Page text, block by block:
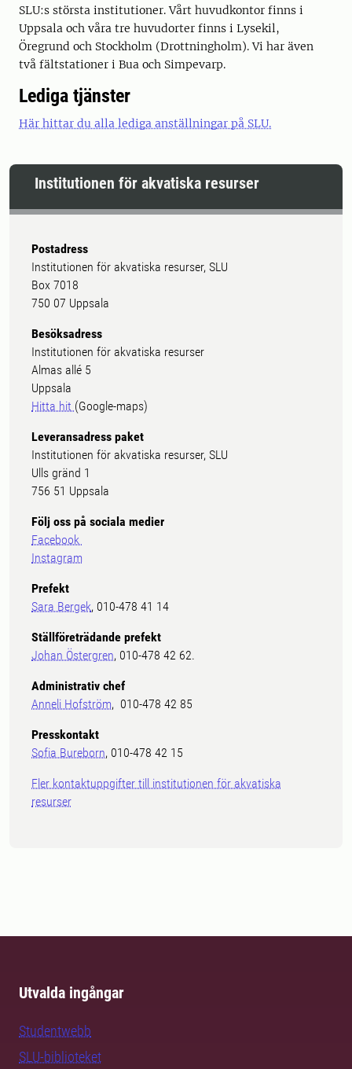
SLU:s största institutioner. Vårt huvudkontor finns i
Uppsala och våra tre huvudorter finns i Lysekil,
Öregrund och Stockholm (Drottningholm). Vi har även
två fältstationer i Bua och Simpevarp.
Lediga tjänster
Här hittar du alla lediga anställningar på SLU.
Institutionen för akvatiska resurser
Postadress
Institutionen för akvatiska resurser, SLU
Box 7018
750 07 Uppsala
Besöksadress
Institutionen för akvatiska resurser
Almas allé 5
Uppsala
Hitta hit (Google-maps)
Leveransadress paket
Institutionen för akvatiska resurser, SLU
Ulls gränd 1
756 51 Uppsala
Följ oss på sociala medier
Facebook
Instagram
Prefekt
Sara Bergek, 010-478 41 14
Ställföreträdande prefekt
Johan Östergren, 010-478 42 62.
Administrativ chef
Anneli Hofström, 010-478 42 85
Presskontakt
Sofia Bureborn, 010-478 42 15
Fler kontaktuppgifter till institutionen för akvatiska
resurser
Utvalda ingångar
Studentwebb
SLU-biblioteket